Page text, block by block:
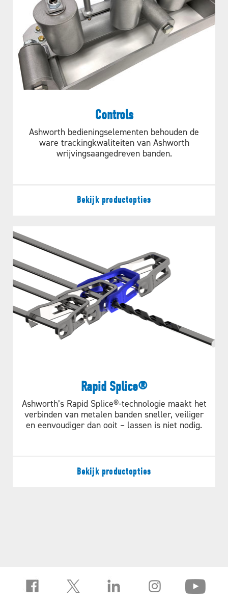
Controls
Ashworth bedieningselementen behouden de
ware trackingkwaliteiten van Ashworth
wrijvingsaangedreven banden.
Bekijk productopties
Rapid Splice®
Ashworth’s Rapid Splice®-technologie maakt het
verbinden van metalen banden sneller, veiliger
en eenvoudiger dan ooit – lassen is niet nodig.
Bekijk productopties